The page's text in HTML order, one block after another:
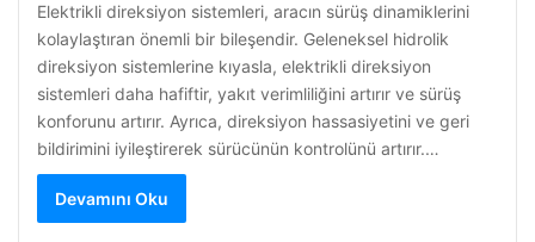
Elektrikli direksiyon sistemleri, aracın sürüş dinamiklerini
kolaylaştıran önemli bir bileşendir. Geleneksel hidrolik
direksiyon sistemlerine kıyasla, elektrikli direksiyon
sistemleri daha hafiftir, yakıt verimliliğini artırır ve sürüş
konforunu artırır. Ayrıca, direksiyon hassasiyetini ve geri
bildirimini iyileştirerek sürücünün kontrolünü artırır.…
Devamını Oku